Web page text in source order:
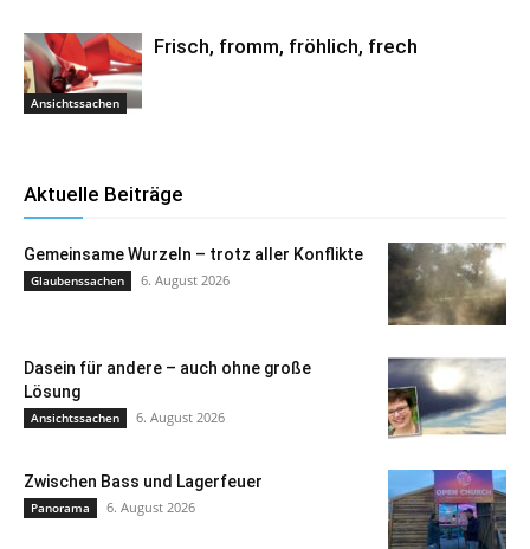
Ansichtssachen
Frisch, fromm, fröhlich, frech
Aktuelle Beiträge
Gemeinsame Wurzeln – trotz aller Konflikte
Glaubenssachen 6. August 2026
Dasein für andere – auch ohne große
Lösung
Ansichtssachen 6. August 2026
Zwischen Bass und Lagerfeuer
Panorama 6. August 2026